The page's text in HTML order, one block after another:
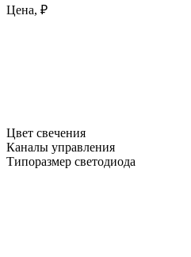
Цена, ₽
Цвет свечения
Каналы управления
Типоразмер светодиода